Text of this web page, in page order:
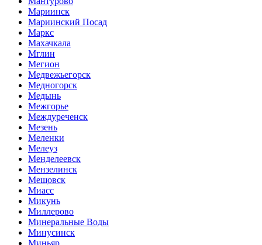
Мариинск
Мариинский Посад
Маркс
Махачкала
Мглин
Мегион
Медвежьегорск
Медногорск
Медынь
Межгорье
Междуреченск
Мезень
Меленки
Мелеуз
Менделеевск
Мензелинск
Мещовск
Миасс
Микунь
Миллерово
Минеральные Воды
Минусинск
Миньяр